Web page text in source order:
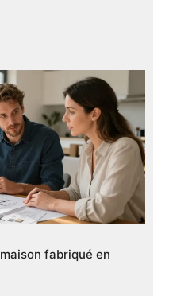
fabriqué en